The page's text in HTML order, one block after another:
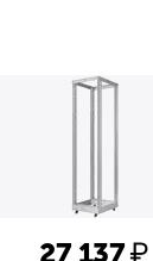
27 137₽